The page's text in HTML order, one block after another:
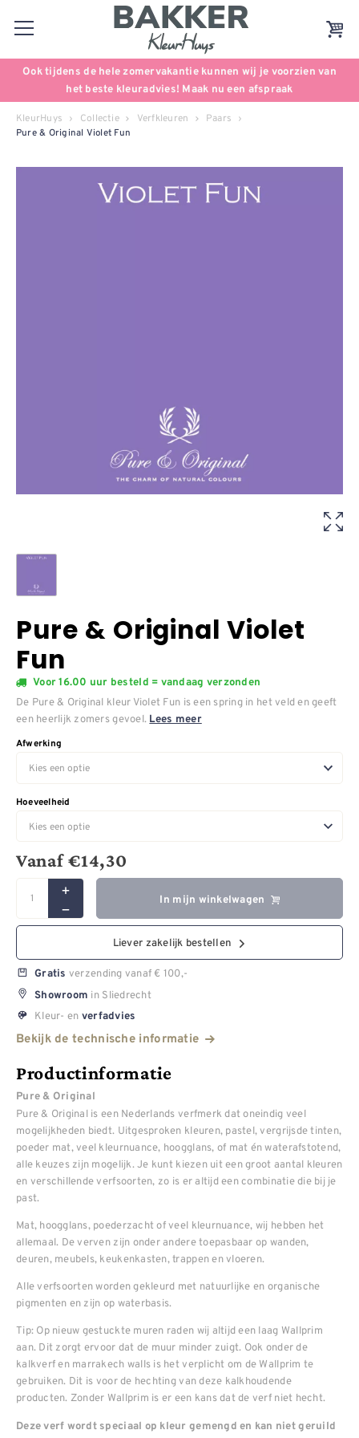
Ook tijdens de hele zomervakantie kunnen wij je voorzien van
het beste kleuradvies! Maak nu een afspraak
KleurHuys Collectie Verfkleuren Paars
Pure & Original Violet Fun
Pure & Original Violet
Fun
Voor 16.00 uur besteld = vandaag verzonden
De Pure & Original kleur Violet Fun is een spring in het veld en geeft
een heerlijk zomers gevoel. Lees meer
Afwerking
Hoeveelheid
Vanaf€14,30
In mijn winkelwagen
Liever zakelijk bestellen
Gratis verzending vanaf € 100,-
Showroom in Sliedrecht
Kleur- en verfadvies
Bekijk de technische informatie
Productinformatie
Pure & Original
Pure & Original is een Nederlands verfmerk dat oneindig veel
mogelijkheden biedt. Uitgesproken kleuren, pastel, vergrijsde tinten,
poeder mat, veel kleurnuance, hoogglans, of mat én waterafstotend,
alle keuzes zijn mogelijk. Je kunt kiezen uit een groot aantal kleuren
en verschillende verfsoorten, zo is er altijd een combinatie die bij je
past.
Mat, hoogglans, poederzacht of veel kleurnuance, wij hebben het
allemaal. De verven zijn onder andere toepasbaar op wanden,
deuren, meubels, keukenkasten, trappen en vloeren.
Alle verfsoorten worden gekleurd met natuurlijke en organische
pigmenten en zijn op waterbasis.
Tip: Op nieuw gestuckte muren raden wij altijd een laag Wallprim
aan. Dit zorgt ervoor dat de muur minder zuigt. Ook onder de
kalkverf en marrakech walls is het verplicht om de Wallprim te
gebruiken. Dit is voor de hechting van deze kalkhoudende
producten. Zonder Wallprim is er een kans dat de verf niet hecht.
Deze verf wordt speciaal op kleur gemengd en kan niet geruild